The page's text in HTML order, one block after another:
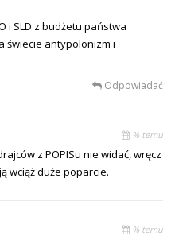
i SLD z budżetu państwa
świecie antypolonizm i
Odpowiadać
% temu
z POPISu nie widać, wręcz
wciąż duże poparcie.
% temu